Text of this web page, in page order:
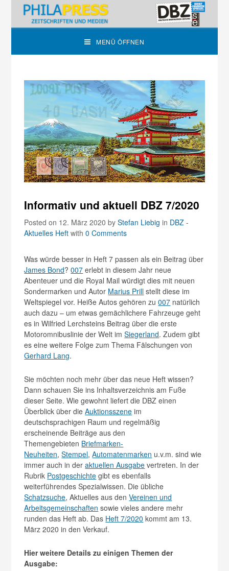
MENÜ ÖFFNEN
Informativ und aktuell DBZ 7/2020
Posted on 12. März 2020byStefan Liebig in DBZ -
Aktuelles Heft with0 Comments
Was würde besser in Heft 7 passen als ein Beitrag über
James Bond?007 erlebt in diesem Jahr neue
Abenteuer und die Royal Mail würdigt dies mit neuen
Sondermarken und Autor Marius Prill stellt diese im
Weltspiegel vor. Heiße Autos gehören zu007 natürlich
auch dazu – um etwas gemächlichere Fahrzeuge geht
es in Wilfried Lerchsteins Beitrag über die erste
Motoromnibuslinie der Welt imSiegerland. Zudem gibt
es eine weitere Folge zum Thema Fälschungen von
Gerhard Lang.
Sie möchten noch mehr über das neue Heft wissen?
Dann schauen Sie ins Inhaltsverzeichnis am Fuße
dieser Seite. Wie gewohnt liefert die DBZ einen
Überblick über dieAuktionsszene im
deutschsprachigen Raum und regelmäßig
erscheinende Beiträge aus den
Themengebieten Briefmarken-
Neuheiten,Stempel,Automatenmarken u.v.m. sind wie
immer auch in deraktuellen Ausgabe vertreten. In der
Rubrik Postgeschichte gibt es ebenfalls
weiterführendes Spezialwissen. Die übliche
Schatzsuche, Aktuelles aus denVereinen und
Arbeitsgemeinschaften sowie vieles andere mehr
runden das Heft ab. Das Heft 7/2020 kommt am 13.
März 2020 in den Verkauf.
Hier weitere Details zu einigen Themen der
Ausgabe: